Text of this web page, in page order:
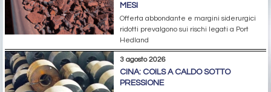
MESI
Offerta abbondante e margini siderurgici
ridotti prevalgono sui rischi legati a Port
Hedland
3 agosto 2026
CINA: COILS A CALDO SOTTO
PRESSIONE